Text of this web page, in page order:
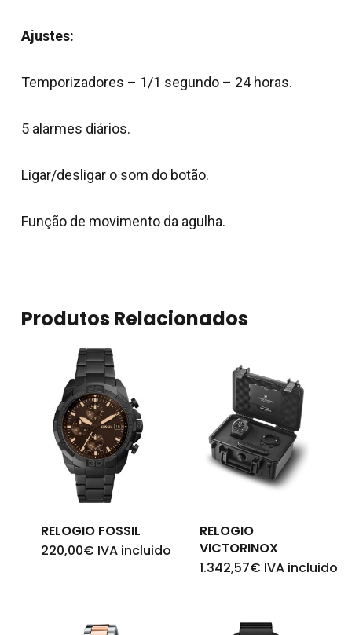
Go To Shop
Ajustes:
Temporizadores – 1/1 segundo – 24 horas.
5 alarmes diários.
Ligar/desligar o som do botão.
Função de movimento da agulha.
Produtos Relacionados
RELOGIO FOSSIL
220,00€ IVA incluido
RELOGIO
VICTORINOX
1.342,57€ IVA incluido